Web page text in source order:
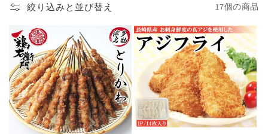
シ
ョ
ン
:
絞り込みと並び替え 17個の商品